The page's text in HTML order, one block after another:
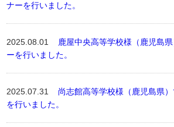
ナーを行いました。
2025.08.01
鹿屋中央高等学校様（鹿児島
ーを行いました。
2025.07.31 尚志館高等学校様（鹿児島県
を行いました。